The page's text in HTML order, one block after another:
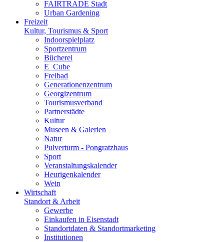
FAIRTRADE Stadt
Urban Gardening
Freizeit
Kultur, Tourismus & Sport
Indoorspielplatz
Sportzentrum
Bücherei
E_Cube
Freibad
Generationenzentrum
Georgizentrum
Tourismusverband
Partnerstädte
Kultur
Museen & Galerien
Natur
Pulverturm - Pongratzhaus
Sport
Veranstaltungskalender
Heurigenkalender
Wein
Wirtschaft
Standort & Arbeit
Gewerbe
Einkaufen in Eisenstadt
Standortdaten & Standortmarketing
Institutionen